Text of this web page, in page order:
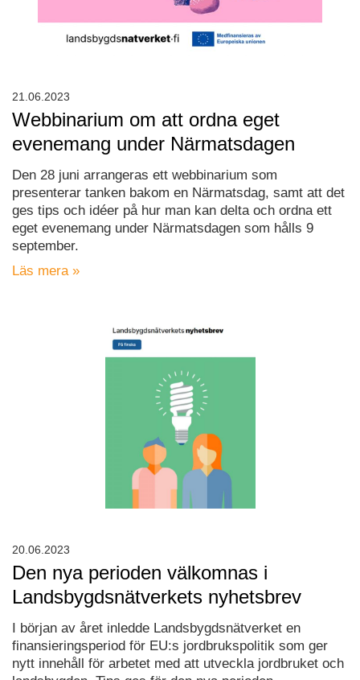
Webbinarium om att ordna eget
evenemang under Närmatsdagen
Den 28 juni arrangeras ett webbinarium som
presenterar tanken bakom en Närmatsdag, samt att det
ges tips och idéer på hur man kan delta och ordna ett
eget evenemang under Närmatsdagen som hålls 9
september.
Läs mera »
21.06.2023
Den nya perioden välkomnas i
Landsbygdsnätverkets nyhetsbrev
I början av året inledde Landsbygdsnätverket en
finansieringsperiod för EU:s jordbrukspolitik som ger
nytt innehåll för arbetet med att utveckla jordbruket och
20.06.2023